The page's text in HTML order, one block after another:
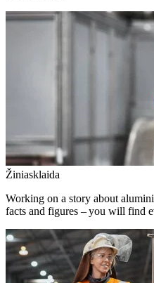
Žiniasklaida
Working on a story about
facts and figures – you will find